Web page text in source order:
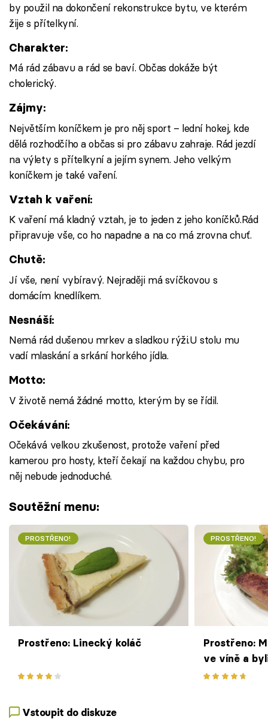
by použil na dokončení rekonstrukce bytu, ve kterém
žije s přítelkyní.
Charakter:
Má rád zábavu a rád se baví. Občas dokáže být
cholerický.
Zájmy:
Největším koníčkem je pro něj sport – lední hokej, kde
dělá rozhodčího a občas si pro zábavu zahraje. Rád jezdí
na výlety s přítelkyní a jejím synem. Jeho velkým
koníčkem je také vaření.
Vztah k vaření:
K vaření má kladný vztah, je to jeden z jeho koníčků.Rád
připravuje vše, co ho napadne a na co má zrovna chuť.
Chutě:
Jí vše, není vybíravý. Nejraději má svíčkovou s
domácím knedlíkem.
Nesnáší:
Nemá rád dušenou mrkev a sladkou rýži.U stolu mu
vadí mlaskání a srkání horkého jídla.
Motto:
V životě nemá žádné motto, kterým by se řídil.
Očekávání:
Očekává velkou zkušenost, protože vaření před
kamerou pro hosty, kteří čekají na každou chybu, pro
něj nebude jednoduché.
Soutěžní menu:
PROSTŘENO!
Prostřeno: Linecký koláč
PROSTŘENO!
Prostřeno:
ve víně a
omáčkou
Vstoupit do diskuze